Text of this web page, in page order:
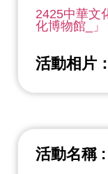
2425中華文
化博物館_」
活動相片：
活動名稱